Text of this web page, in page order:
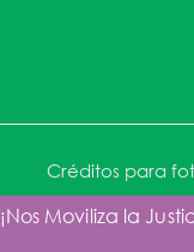
Créditos para
¡Nos Moviliza la